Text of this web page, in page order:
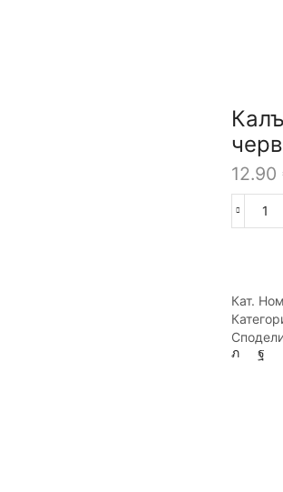
12.90
+
Кат.